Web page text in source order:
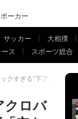
ポーカー
サッカー 大相撲
ス
スポーツ総合
クすぎる“下アングル倒
クロバ